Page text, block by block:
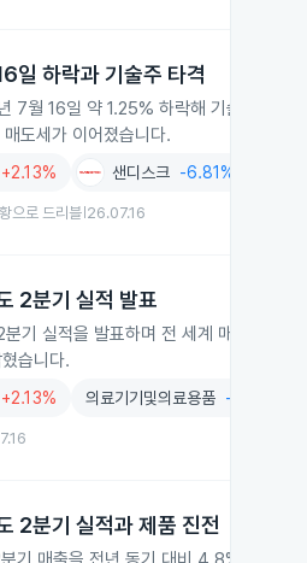
일 하락과 기술주 타격
7월 16일 약 1.25% 하락해 기술주 투자
도세가 이어졌습니다.
+2.13% 샌디스크 -6.81%
으로 드리블 26.07.16
2분기 실적 발표
기 실적을 발표하며 전 세계 매출이
습니다.
+2.13% 의료기기및의료용품 -2.41%
2분기 실적과 제품 진전